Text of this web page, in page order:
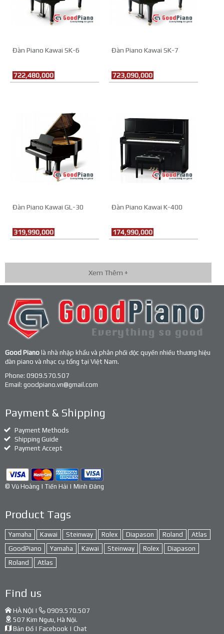
Đàn Piano Kawai SK-6
722,480,000
Đàn Piano Kawai SK-7
723,090,000
Đàn Piano Kawai GL-30
319,990,000
Đàn Piano Kawai K-400
174,990,000
Xem Thêm +
Good Piano là nhà nhập khẩu và phân phối độc quyền nhiều thương hiệu
đàn piano và nhạc cụ tổng tại Việt Nam.
Phone: 0909.570.507
Email: goodpiano.vn@gmail.com
Payment & Shipping
Payment Methods
Shipping Guide
Payment Accept
© Vũ Hoàng | Tiến Hải | Minh Đăng
Product Tags
Yamaha Kawai Steinway Rolex Diapason Roland
Atlas
GoodPiano
Yamaha Kawai Steinway Rolex
Diapason
Roland
Atlas
Find us
HÀ NỘI |
0909.570.507
507 Kim Ngưu, Hà Nội.
Bản Đồ | Facebook | Chat